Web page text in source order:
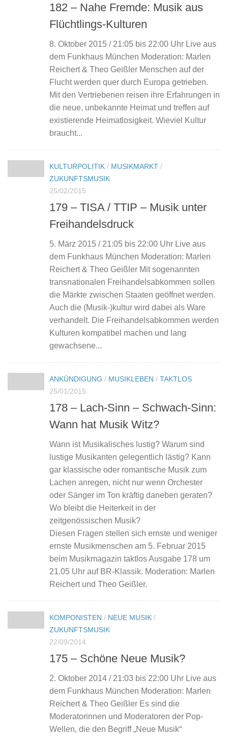
182 – Nahe Fremde: Musik aus
Flüchtlings-Kulturen
8. Oktober 2015 / 21:05 bis 22:00 Uhr Live aus
dem Funkhaus München Moderation: Marlen
Reichert & Theo Geißler Menschen auf der
Flucht werden quer durch Europa getrieben.
Mit den Vertriebenen reisen ihre Erfahrungen in
die neue, unbekannte Heimat und treffen auf
existierende Heimatlosigkeit. Wieviel Kultur
braucht...
KULTURPOLITIK / MUSIKMARKT /
ZUKUNFTSMUSIK
25/02/2015
179 – TISA / TTIP – Musik unter
Freihandelsdruck
5. März 2015 / 21:05 bis 22:00 Uhr Live aus
dem Funkhaus München Moderation: Marlen
Reichert & Theo Geißler Mit sogenannten
transnationalen Freihandelsabkommen sollen
die Märkte zwischen Staaten geöffnet werden.
Auch die (Musik-)kultur wird dabei als Ware
verhandelt. Die Freihandelsabkommen werden
Kulturen kompatibel machen und lang
gewachsene...
ANKÜNDIGUNG / MUSIKLEBEN / TAKTLOS
25/01/2015
178 – Lach-Sinn – Schwach-Sinn:
Wann hat Musik Witz?
Wann ist Musikalisches lustig? Warum sind
lustige Musikanten gelegentlich lästig? Kann
gar klassische oder romantische Musik zum
Lachen anregen, nicht nur wenn Orchester
oder Sänger im Ton kräftig daneben geraten?
Wo bleibt die Heiterkeit in der
zeitgenössischen Musik?
Diesen Fragen stellen sich ernste und weniger
ernste Musikmenschen am 5. Februar 2015
beim Musikmagazin taktlos Ausgabe 178 um
21.05 Uhr auf BR-Klassik. Moderation: Marlen
Reichert und Theo Geißler.
KOMPONISTEN / NEUE MUSIK /
ZUKUNFTSMUSIK
22/09/2014
175 – Schöne Neue Musik?
2. Oktober 2014 / 21:03 bis 22:00 Uhr Live aus
dem Funkhaus München Moderation: Marlen
Reichert & Theo Geißler Es sind die
Moderatorinnen und Moderatoren der Pop-
Wellen, die den Begriff „Neue Musik“